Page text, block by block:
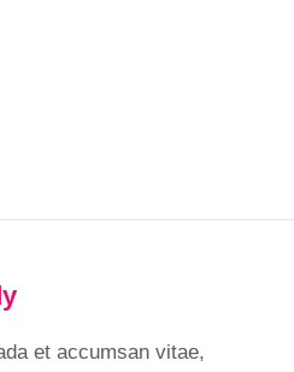
et accumsan vitae,